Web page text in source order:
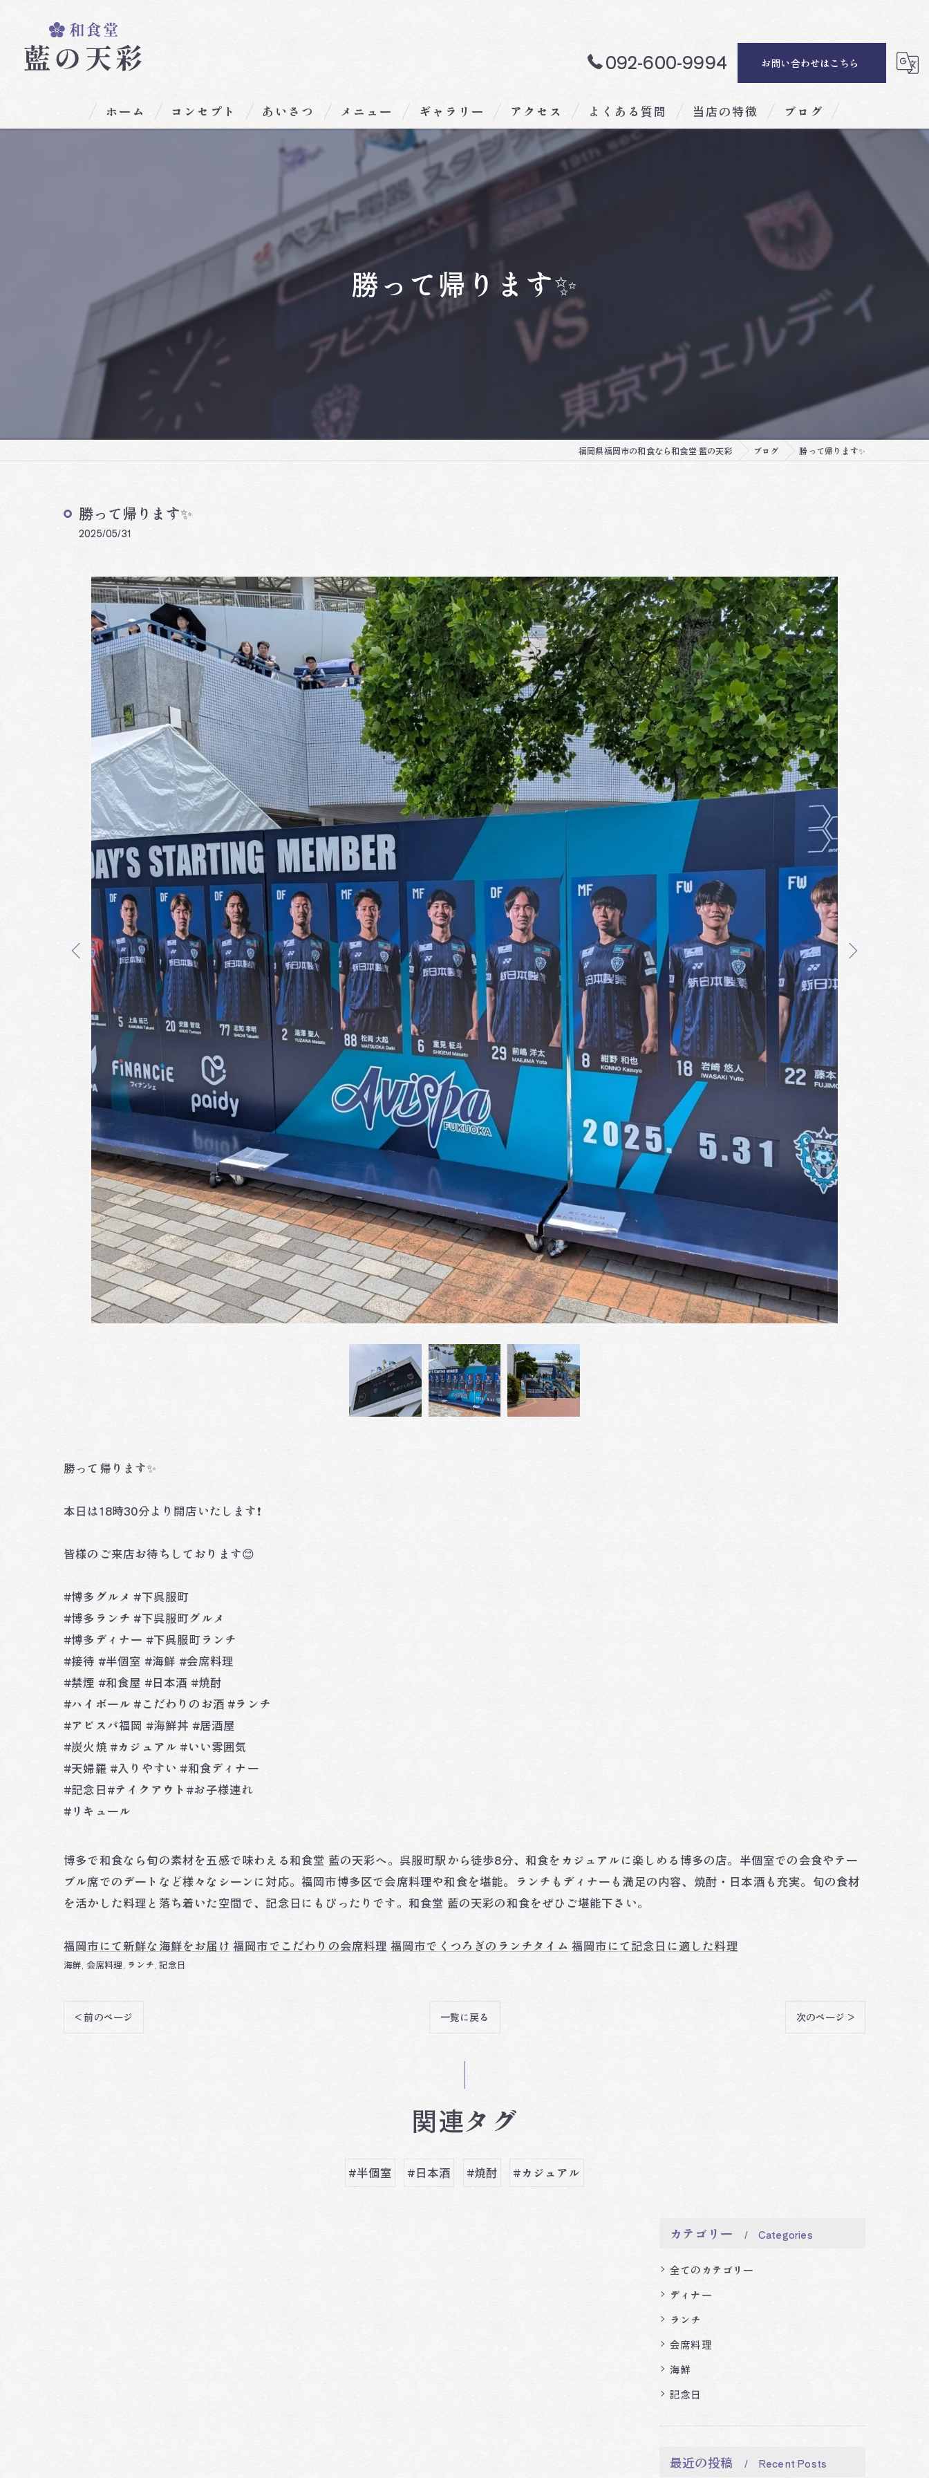
092-600-9994 お問い合わせはこちら
ホーム コンセプト あいさつ メニュー ギャラリー アクセス よくある質問 当店の特徴 ブログ
勝って帰ります✨
福岡県福岡市の和食なら和食堂 藍の天彩 ブログ 勝って帰ります✨
勝って帰ります✨
2025/05/31
勝って帰ります✨
本日は18時30分より開店いたします❗️
皆様のご来店お待ちしております😊
#博多グルメ #下呉服町
#博多ランチ #下呉服町グルメ
#博多ディナー #下呉服町ランチ
#接待 #半個室 #海鮮 #会席料理
#禁煙 #和食屋 #日本酒 #焼酎
#ハイボール #こだわりのお酒 #ランチ
#アビスパ福岡 #海鮮丼 #居酒屋
#炭火焼 #カジュアル #いい雰囲気
#天婦羅 #入りやすい #和食ディナー
#記念日#テイクアウト#お子様連れ
#リキュール
博多で和食なら旬の素材を五感で味わえる和食堂 藍の天彩へ。呉服町駅から徒歩8分、和食をカジュアルに楽しめる博多の店。半個室での会食やテー
ブル席でのデートなど様々なシーンに対応。福岡市博多区で会席料理や和食を堪能。ランチもディナーも満足の内容、焼酎・日本酒も充実。旬の食材
を活かした料理と落ち着いた空間で、記念日にもぴったりです。和食堂 藍の天彩の和食をぜひご堪能下さい。
福岡市にて新鮮な海鮮をお届け 福岡市でこだわりの会席料理 福岡市でくつろぎのランチタイム 福岡市にて記念日に適した料理
海鮮 会席料理 ランチ 記念日
< 前のページ 一覧に戻る 次のページ >
関連タグ
#半個室 #日本酒 #焼酎 #カジュアル
カテゴリー Categories
全てのカテゴリー
ディナー
ランチ
会席料理
海鮮
記念日
最近の投稿 Recent Posts